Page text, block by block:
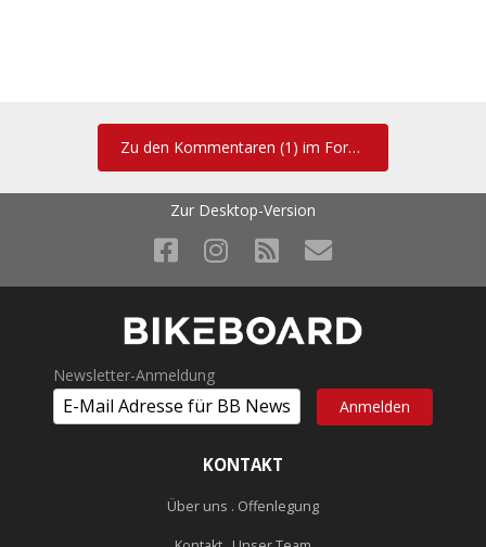
Zu den Kommentaren (1) im Forum
Zur Desktop-Version
Newsletter-Anmeldung
KONTAKT
Über uns . Offenlegung